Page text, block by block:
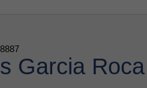
Garcia Roca